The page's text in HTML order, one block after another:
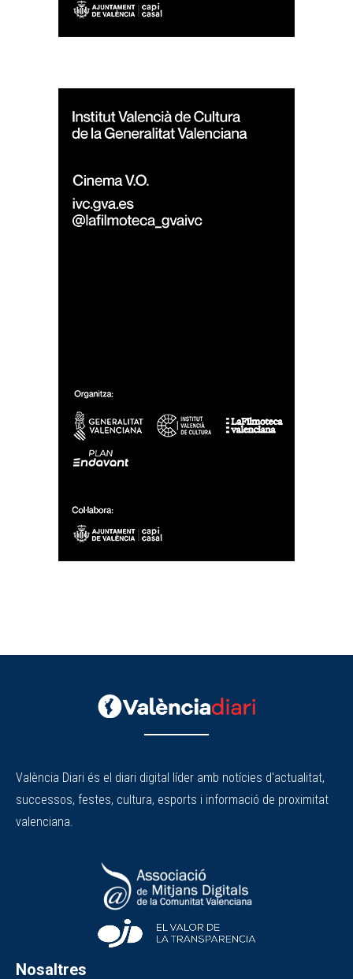
València Diari és el diari digital líder amb notícies d'actualitat,
successos, festes, cultura, esports i informació de proximitat
valenciana.
Nosaltres